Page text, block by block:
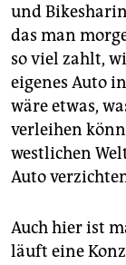
und
das man
so viel zahlt,
eigenes Auto
wäre etwas,
verleihen
westlichen
Auto
Auch hier ist
läuft eine